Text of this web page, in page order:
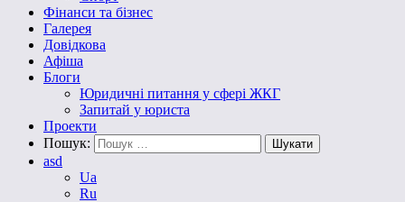
Фінанси та бізнес
Галерея
Довідкова
Афіша
Блоги
Юридичні питання у сфері ЖКГ
Запитай у юриста
Проекти
Пошук:
asd
Ua
Ru